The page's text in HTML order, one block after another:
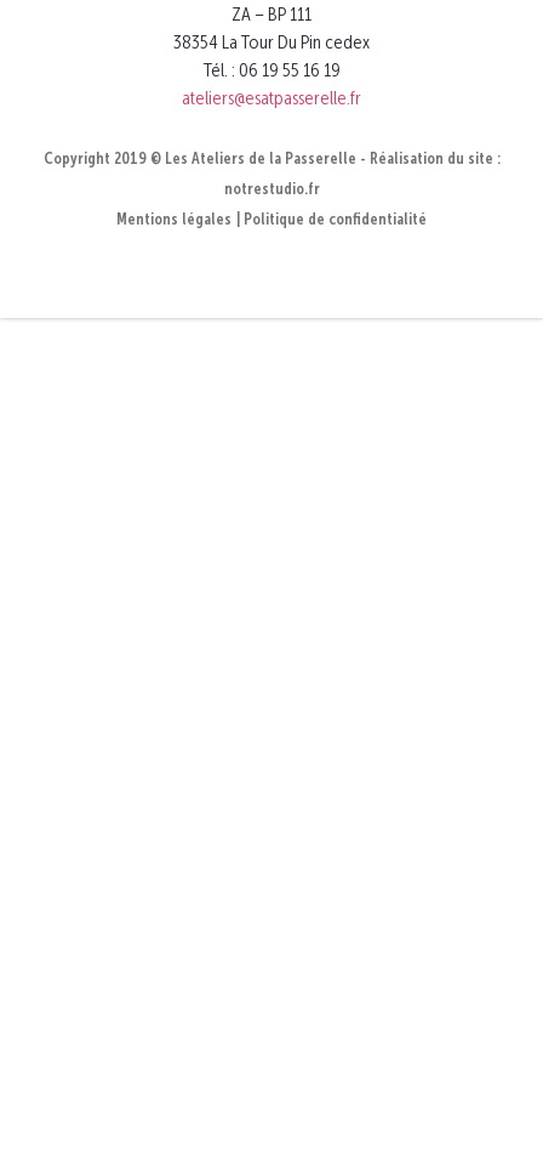
ZA – BP 111
38354 La Tour Du Pin cedex
Tél. : 06 19 55 16 19
ateliers@esatpasserelle.fr
Copyright 2019 © Les Ateliers de la Passerelle - Réalisation du site :
notrestudio.fr
Mentions légales
Politique de confidentialité